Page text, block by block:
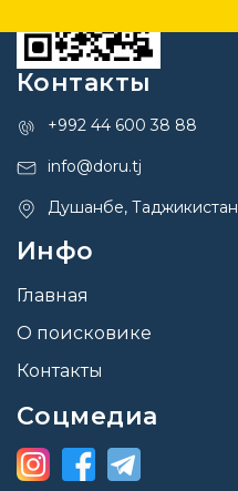
Контакты
+992 44 600 38 88
info@doru.tj
Душанбе, Таджикистан
Инфо
Главная
О поисковике
Контакты
Соцмедиа